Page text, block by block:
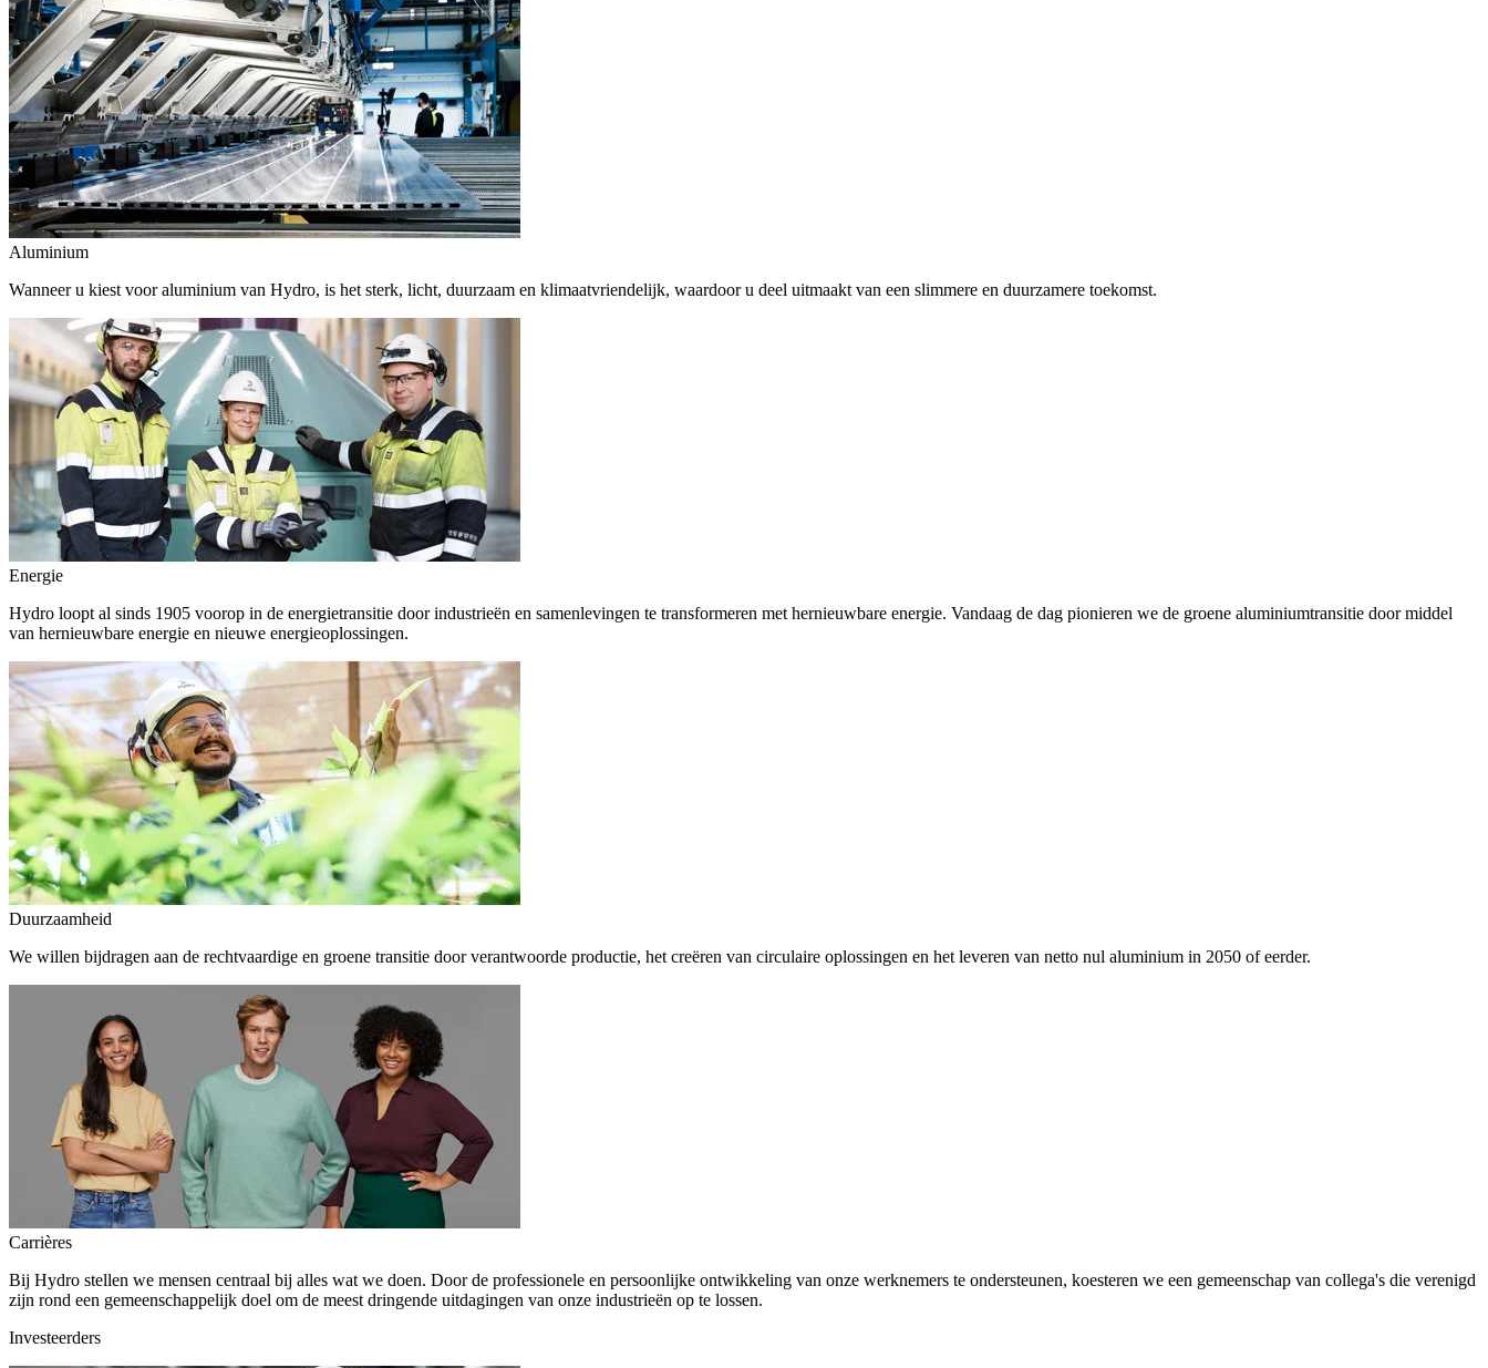
Aluminium
Wanneer u kiest voor aluminium van Hydro, is het sterk, licht, duurzaam en klimaatvriendelijk, waardoor u deel uitmaakt van een slimmere en duurzamere toekomst.
Energie
Hydro loopt al sinds 1905 voorop in de energietransitie door industrieën en samenlevingen te transformeren met hernieuwbare energie. Vandaag de dag pionieren we de groene aluminiumtransitie door middel
van hernieuwbare energie en nieuwe energieoplossingen.
Duurzaamheid
We willen bijdragen aan de rechtvaardige en groene transitie door verantwoorde productie, het creëren van circulaire oplossingen en het leveren van netto nul aluminium in 2050 of eerder.
Carrières
Bij Hydro stellen we mensen centraal bij alles wat we doen. Door de professionele en persoonlijke ontwikkeling van onze werknemers te ondersteunen, koesteren we een gemeenschap van collega's die verenigd
zijn rond een gemeenschappelijk doel om de meest dringende uitdagingen van onze industrieën op te lossen.
Investeerders